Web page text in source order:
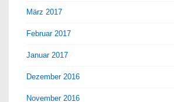
März 2017
Februar 2017
Januar 2017
Dezember 2016
November 2016